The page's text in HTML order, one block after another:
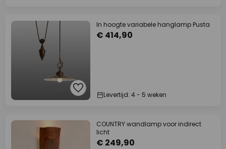
In hoogte variabele hanglamp Pusta
€ 414,90
Levertijd: 4 - 5 weken
COUNTRY wandlamp voor indirect
licht
€ 249,90